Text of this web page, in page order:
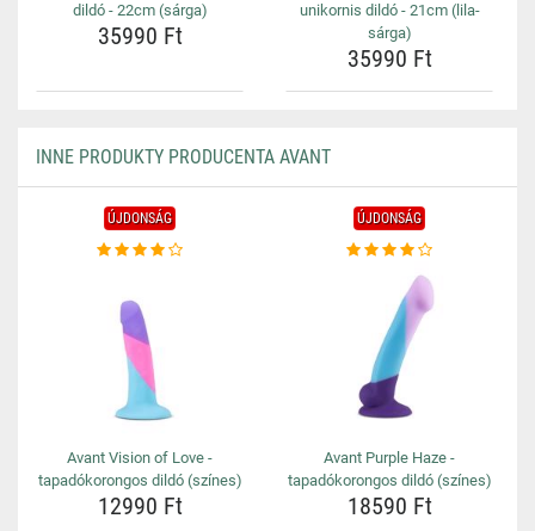
dildó - 22cm (sárga)
35990 Ft
unikornis dildó - 21cm (lila-
sárga)
35990 Ft
INNE PRODUKTY PRODUCENTA AVANT
ÚJDONSÁG
Avant Vision of Love -
tapadókorongos dildó (színes)
12990 Ft
ÚJDONSÁG
Avant Purple Haze -
tapadókorongos dildó (színes)
18590 Ft